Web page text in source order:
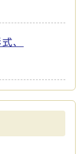
、